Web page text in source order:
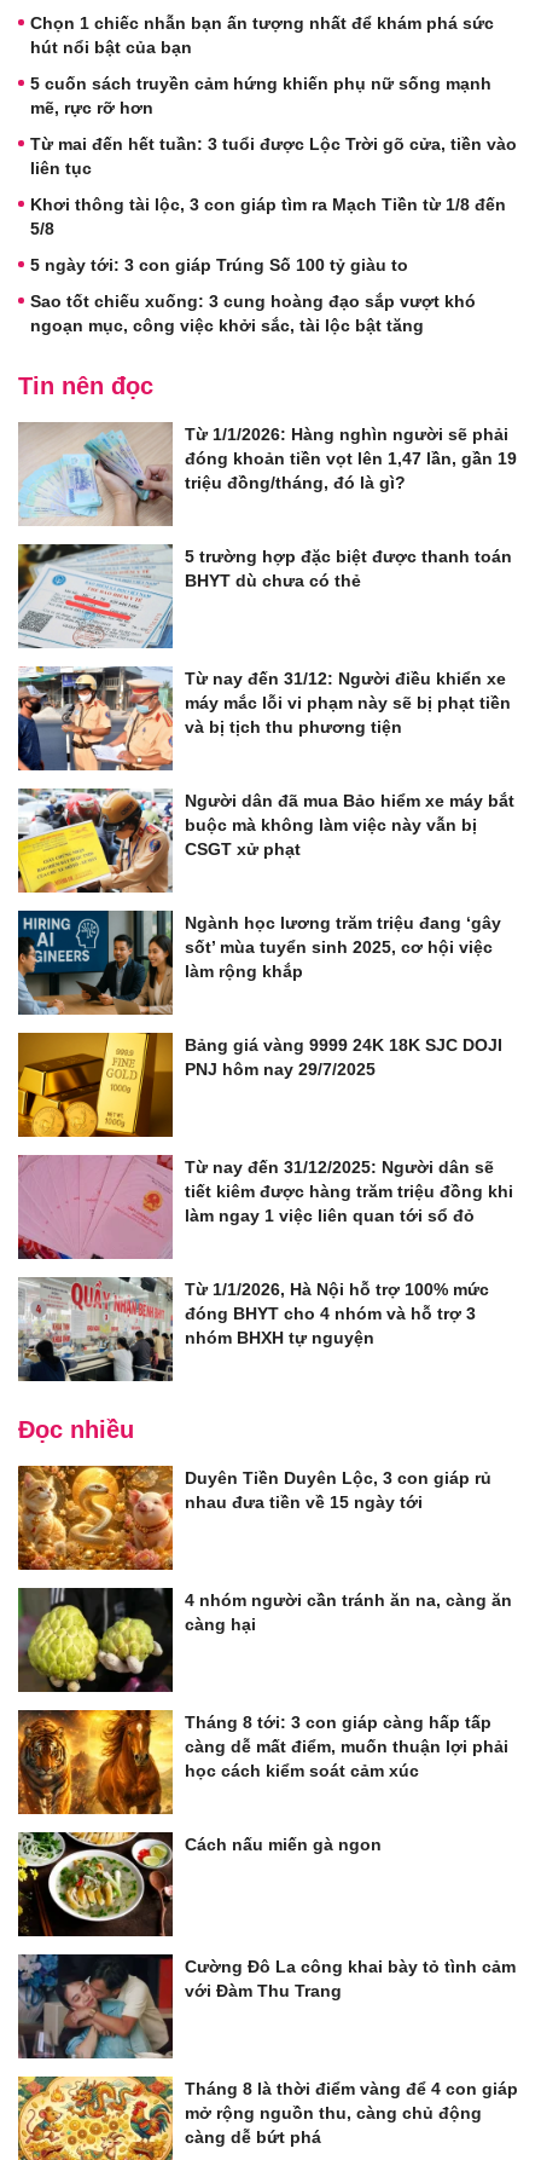
Chọn 1 chiếc nhẫn bạn ấn tượng nhất để khám phá sức
hút nổi bật của bạn
5 cuốn sách truyền cảm hứng khiến phụ nữ sống mạnh
mẽ, rực rỡ hơn
Từ mai đến hết tuần: 3 tuổi được Lộc Trời gõ cửa, tiền vào
liên tục
Khơi thông tài lộc, 3 con giáp tìm ra Mạch Tiền từ 1/8 đến
5/8
5 ngày tới: 3 con giáp Trúng Số 100 tỷ giàu to
Sao tốt chiếu xuống: 3 cung hoàng đạo sắp vượt khó
ngoạn mục, công việc khởi sắc, tài lộc bật tăng
Tin nên đọc
Từ 1/1/2026: Hàng nghìn người sẽ phải
đóng khoản tiền vọt lên 1,47 lần, gần 19
triệu đồng/tháng, đó là gì?
5 trường hợp đặc biệt được thanh toán
BHYT dù chưa có thẻ
Từ nay đến 31/12: Người điều khiển xe
máy mắc lỗi vi phạm này sẽ bị phạt tiền
và bị tịch thu phương tiện
Người dân đã mua Bảo hiểm xe máy bắt
buộc mà không làm việc này vẫn bị
CSGT xử phạt
Ngành học lương trăm triệu đang ‘gây
sốt’ mùa tuyển sinh 2025, cơ hội việc
làm rộng khắp
Bảng giá vàng 9999 24K 18K SJC DOJI
PNJ hôm nay 29/7/2025
Từ nay đến 31/12/2025: Người dân sẽ
tiết kiêm được hàng trăm triệu đồng khi
làm ngay 1 việc liên quan tới sổ đỏ
Từ 1/1/2026, Hà Nội hỗ trợ 100% mức
đóng BHYT cho 4 nhóm và hỗ trợ 3
nhóm BHXH tự nguyện
Đọc nhiều
Duyên Tiền Duyên Lộc, 3 con giáp rủ
nhau đưa tiền về 15 ngày tới
4 nhóm người cần tránh ăn na, càng ăn
càng hại
Tháng 8 tới: 3 con giáp càng hấp tấp
càng dễ mất điểm, muốn thuận lợi phải
học cách kiểm soát cảm xúc
Cách nấu miến gà ngon
Cường Đô La công khai bày tỏ tình cảm
với Đàm Thu Trang
Tháng 8 là thời điểm vàng để 4 con giáp
mở rộng nguồn thu, càng chủ động
càng dễ bứt phá